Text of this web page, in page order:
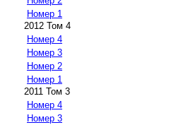
Номер 1
2012 Том 4
Номер 4
Номер 3
Номер 2
Номер 1
2011 Том 3
Номер 4
Номер 3